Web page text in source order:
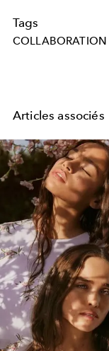
Tags
COLLABORATION
Articles associés